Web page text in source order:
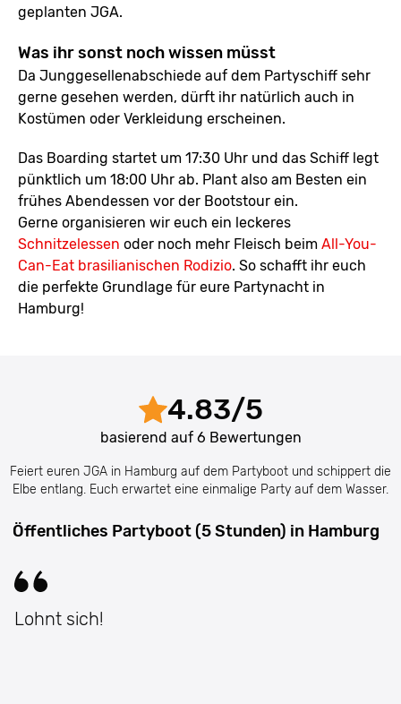
geplanten JGA.
Was ihr sonst noch wissen müsst
Da Junggesellenabschiede auf dem Partyschiff sehr
gerne gesehen werden, dürft ihr natürlich auch in
Kostümen oder Verkleidung erscheinen.
Das Boarding startet um 17:30 Uhr und das Schiff legt
pünktlich um 18:00 Uhr ab. Plant also am Besten ein
frühes Abendessen vor der Bootstour ein.
Gerne organisieren wir euch ein leckeres
Schnitzelessen oder noch mehr Fleisch beim All-You-
Can-Eat brasilianischen Rodizio. So schafft ihr euch
die perfekte Grundlage für eure Partynacht in
Hamburg!
4.83/5
basierend auf 6 Bewertungen
Feiert euren JGA in Hamburg auf dem Partyboot und schippert die
Elbe entlang. Euch erwartet eine einmalige Party auf dem Wasser.
Öffentliches Partyboot (5 Stunden) in Hamburg
Lohnt sich!